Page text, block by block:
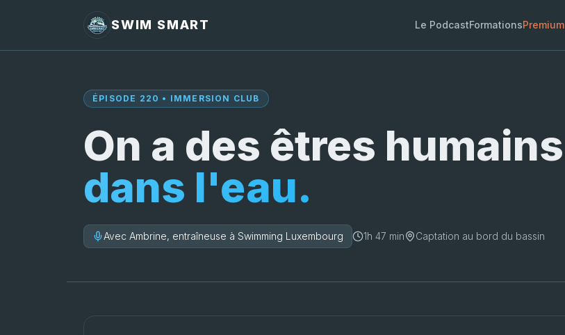
SWIM SMART Le PodcastFormationsPremium
ÉPISODE 220 • IMMERSION CLUB
On a des êtres humains
dans l'eau.
Avec Ambrine, entraîneuse à Swimming Luxembourg 1h 47 min Captation au bord du bassin